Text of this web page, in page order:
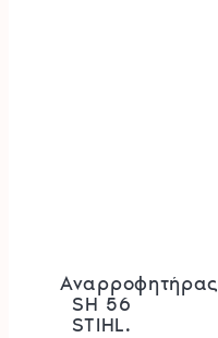
Αναρροφητήρας
SH 56
STIHL.